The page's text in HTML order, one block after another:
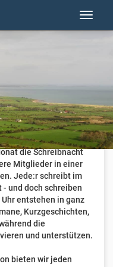
schreibt. Alter, Genre
zählt allein die Liebe
die Schreibnacht
Mitglieder in einer
Jede:r schreibt im
und doch schreiben
entstehen in ganz
Kurzgeschichten,
die
und unterstützen.
bieten wir jeden